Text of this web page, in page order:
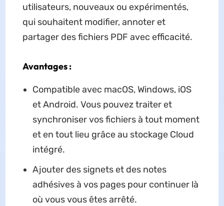
utilisateurs, nouveaux ou expérimentés,
qui souhaitent modifier, annoter et
partager des fichiers PDF avec efficacité.
Avantages :
Compatible avec macOS, Windows, iOS
et Android. Vous pouvez traiter et
synchroniser vos fichiers à tout moment
et en tout lieu grâce au stockage Cloud
intégré.
Ajouter des signets et des notes
adhésives à vos pages pour continuer là
où vous vous êtes arrêté.